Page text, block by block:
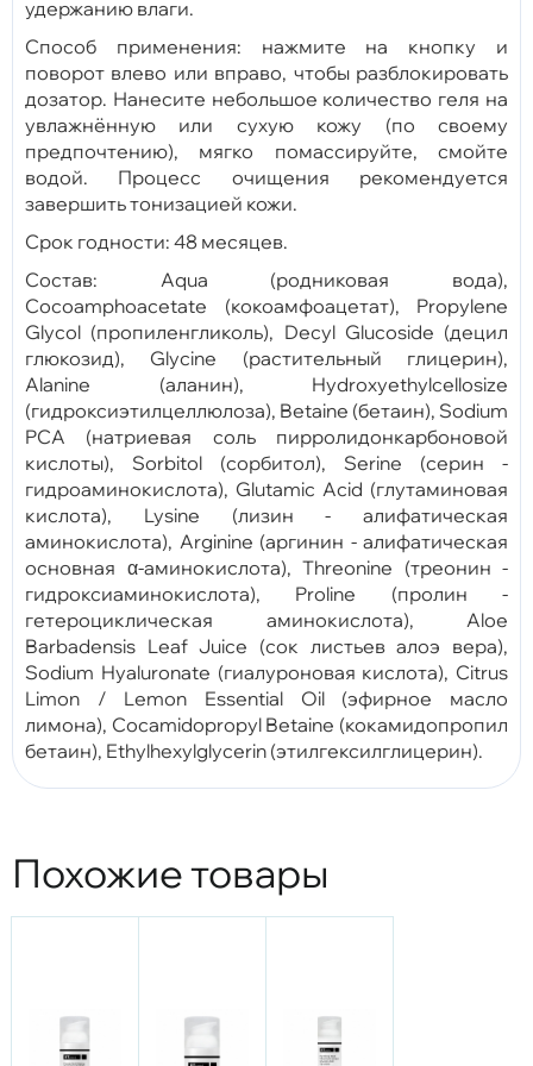
удержанию влаги.
Способ применения: нажмите на кнопку и
поворот влево или вправо, чтобы разблокировать
дозатор. Нанесите небольшое количество геля на
увлажнённую или сухую кожу (по своему
предпочтению), мягко помассируйте, смойте
водой. Процесс очищения рекомендуется
завершить тонизацией кожи.
Срок годности: 48 месяцев.
Состав: Aqua (родниковая вода),
Cocoamphoacetate (кокоамфоацетат), Propylene
Glycol (пропиленгликоль), Decyl Glucoside (децил
глюкозид), Glycine (растительный глицерин),
Alanine (аланин), Hydroxyethylcellosize
(гидроксиэтилцеллюлоза), Betaine (бетаин), Sodium
PCA (натриевая соль пирролидонкарбоновой
кислоты), Sorbitol (сорбитол), Serine (серин -
гидроаминокислота), Glutamic Acid (глутаминовая
кислота), Lysine (лизин - алифатическая
аминокислота), Arginine (аргинин - алифатическая
основная α-аминокислота), Threonine (треонин -
гидроксиаминокислота), Proline (пролин -
гетероциклическая аминокислота), Aloe
Barbadensis Leaf Juice (сок листьев алоэ вера),
Sodium Hyaluronate (гиалуроновая кислота), Citrus
Limon / Lemon Essential Oil (эфирное масло
лимона), Cocamidopropyl Betaine (кокамидопропил
бетаин), Ethylhexylglycerin (этилгексилглицерин).
Похожие товары